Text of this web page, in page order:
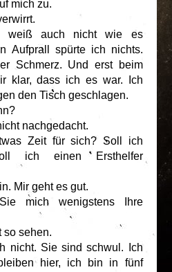
mich zu.
weiß auch nicht wie es
Aufprall spürte ich nichts.
Schmerz. Und erst beim
klar, dass ich es war. Ich
den Tisch geschlagen.
nachgedacht.
Zeit für sich? Soll ich
ich einen Ersthelfer
Mir geht es gut.
mich wenigstens Ihre
so sehen.
nicht. Sie sind schwul. Ich
hier, ich bin in fünf